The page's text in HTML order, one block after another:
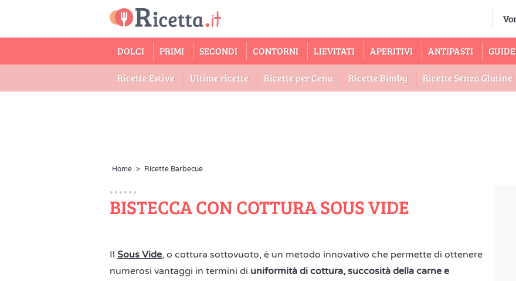
DOLCI PRIMI SECONDI CONTORNI LIEVITATI APERITIVI ANTIPASTI GUIDE
Ricette Estive Ultime ricette Ricette per Cena Ricette Bimby Ricette Senza Glutine
Home > Ricette Barbecue
BISTECCA CON COTTURA SOUS VIDE
Il Sous Vide, o cottura sottovuoto, è un metodo innovativo che permette di ottenere
numerosi vantaggi in termini di uniformità di cottura, succosità della carne e